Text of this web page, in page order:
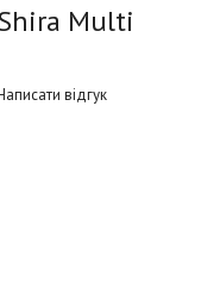
Multi
відгук